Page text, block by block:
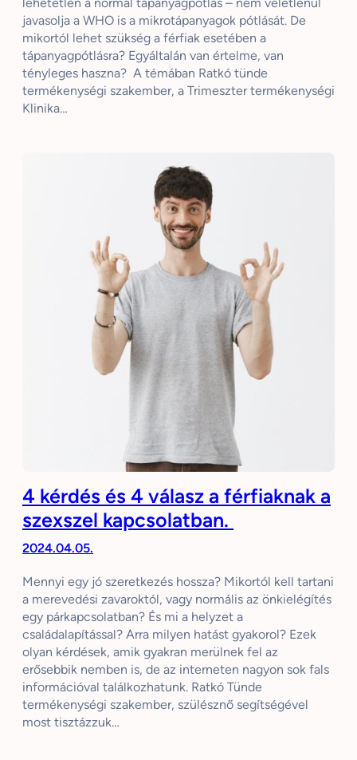
javasolja a WHO is a mikrotápanyagok pótlását. De
mikortól lehet szükség a férfiak esetében a
tápanyagpótlásra? Egyáltalán van értelme, van
tényleges haszna? A témában Ratkó tünde
termékenységi szakember, a Trimeszter termékenységi
Klinika…
4 kérdés és 4 válasz a férfiaknak a
szexszel kapcsolatban.
2024.04.05.
Mennyi egy jó szeretkezés hossza? Mikortól kell tartani
a merevedési zavaroktól, vagy normális az önkielégítés
egy párkapcsolatban? És mi a helyzet a
családalapítással? Arra milyen hatást gyakorol? Ezek
olyan kérdések, amik gyakran merülnek fel az
erősebbik nemben is, de az interneten nagyon sok fals
információval találkozhatunk. Ratkó Tünde
termékenységi szakember, szülésznő segítségével
most tisztázzuk…